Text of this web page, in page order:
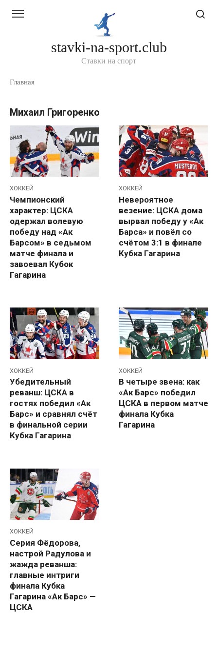
stavki-na-sport.club
Ставки на спорт
Главная
Михаил Григоренко
ХОККЕЙ
Чемпионский
характер: ЦСКА
одержал волевую
победу над «Ак
Барсом» в седьмом
матче финала и
завоевал Кубок
Гагарина
ХОККЕЙ
Невероятное
везение: ЦСКА дома
вырвал победу у «Ак
Барса» и повёл со
счётом 3:1 в финале
Кубка Гагарина
ХОККЕЙ
Убедительный
реванш: ЦСКА в
гостях победил «Ак
Барс» и сравнял счёт
в финальной серии
Кубка Гагарина
ХОККЕЙ
В четыре звена: как
«Ак Барс» победил
ЦСКА в первом матче
финала Кубка
Гагарина
ХОККЕЙ
Серия Фёдорова,
настрой Радулова и
жажда реванша:
главные интриги
финала Кубка
Гагарина «Ак Барс» —
ЦСКА